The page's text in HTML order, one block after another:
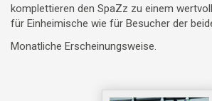
komplettieren den SpaZz zu einem
für Einheimische wie für Besucher der
Monatliche Erscheinungsweise.